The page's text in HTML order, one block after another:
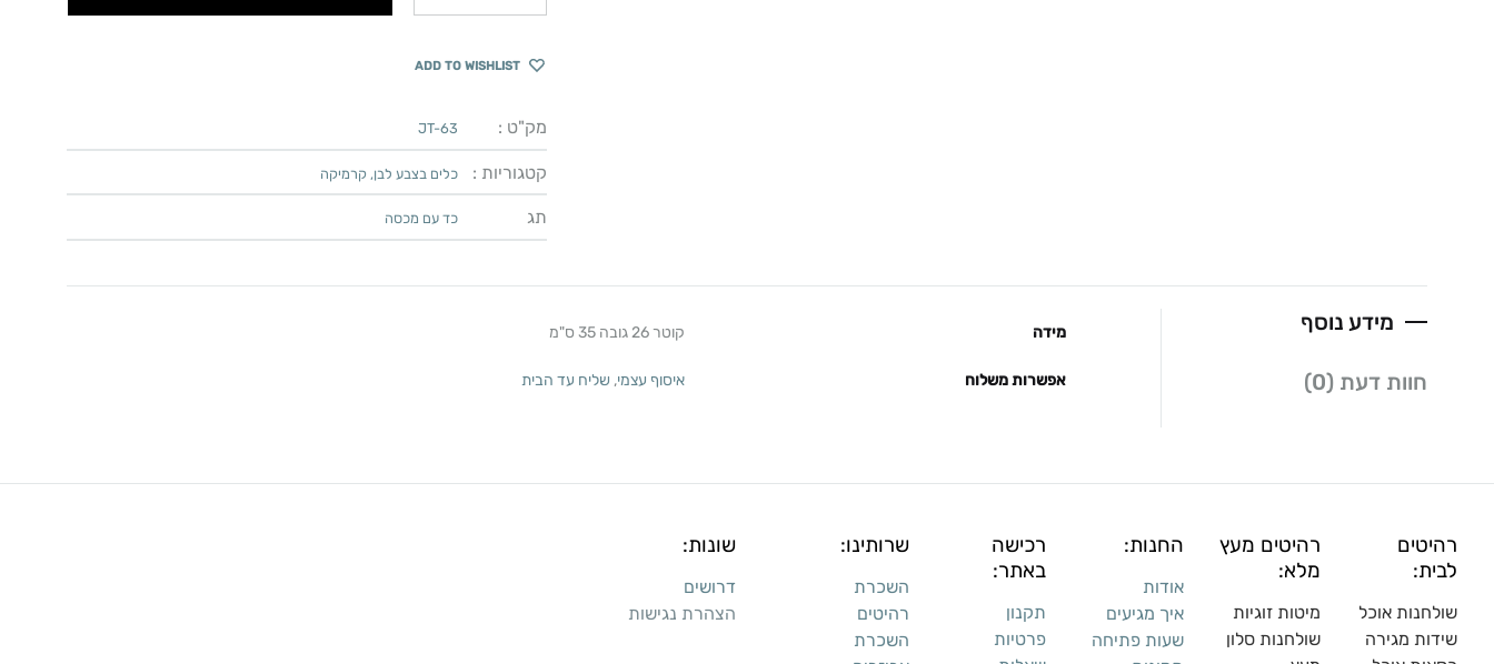
ADD TO WISHLIST
מק"ט : JT-63
קטגוריות : כלים בצבע לבן, קרמיקה
תג כד עם מכסה
מידע נוסף
חוות דעת (0)
מידה קוטר 26 גובה 35 ס"מ
אפשרות משלוח איסוף עצמי, שליח עד הבית
רהיטים
לבית:
שולחנות אוכל
שידות מגירה
רהיטים מעץ
מלא:
מיטות זוגיות
שולחנות סלון
החנות:
אודות
איך מגיעים
שעות פתיחה
רכישה
באתר:
תקנון
פרטיות
שרותינו:
השכרת
רהיטים
השכרת
שונות:
דרושים
הצהרת נגישות